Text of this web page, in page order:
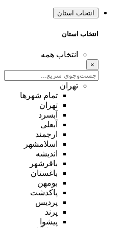
انتخاب استان
انتخاب استان
انتخاب همه
×
تهران
تمام شهر‌ها
تهران
آبسرد
آبعلی
ارجمند
اسلامشهر
اندیشه
باقرشهر
باغستان
بومهن
پاکدشت
پردیس
پرند
پیشوا